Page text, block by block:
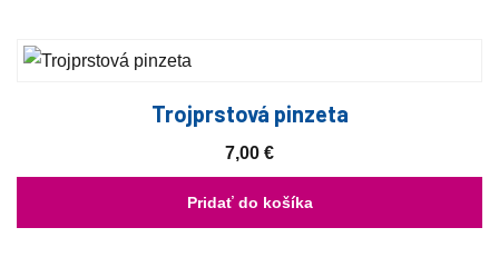
Trojprstová pinzeta
7,00 €
Pridať do košíka